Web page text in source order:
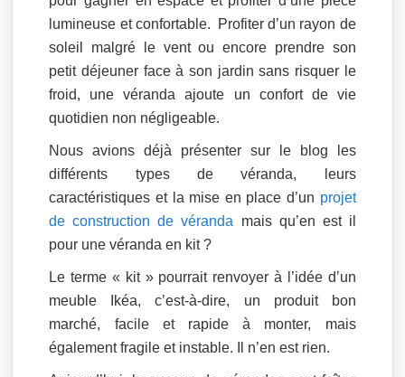
lumineuse et confortable. Profiter d’un rayon de
soleil malgré le vent ou encore prendre son
petit déjeuner face à son jardin sans risquer le
froid, une véranda ajoute un confort de vie
quotidien non négligeable.
Nous avions déjà présenter sur le blog les
différents types de véranda, leurs
caractéristiques et la mise en place d’un projet
de construction de véranda mais qu’en est il
pour une véranda en kit ?
Le terme « kit » pourrait renvoyer à l’idée d’un
meuble Ikéa, c’est-à-dire, un produit bon
marché, facile et rapide à monter, mais
également fragile et instable. Il n’en est rien.